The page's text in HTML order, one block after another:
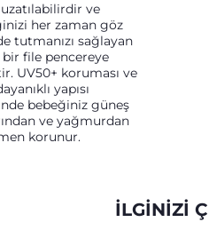
ve
her zaman göz
tutmanızı sağlayan
file pencereye
UV50+ koruması ve
yapısı
bebeğiniz güneş
ve yağmurdan
korunur.
İLGINIZI